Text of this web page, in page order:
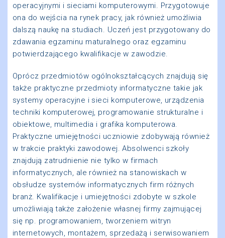
operacyjnymi i sieciami komputerowymi. Przygotowuje
ona do wejścia na rynek pracy, jak również umożliwia
dalszą naukę na studiach. Uczeń jest przygotowany do
zdawania egzaminu maturalnego oraz egzaminu
potwierdzającego kwalifikacje w zawodzie.
Oprócz przedmiotów ogólnokształcących znajdują się
także praktyczne przedmioty informatyczne takie jak
systemy operacyjne i sieci komputerowe, urządzenia
techniki komputerowej, programowanie strukturalne i
obiektowe, multimedia i grafika komputerowa.
Praktyczne umiejętności uczniowie zdobywają również
w trakcie praktyki zawodowej. Absolwenci szkoły
znajdują zatrudnienie nie tylko w firmach
informatycznych, ale również na stanowiskach w
obsłudze systemów informatycznych firm różnych
branż. Kwalifikacje i umiejętności zdobyte w szkole
umożliwiają także założenie własnej firmy zajmującej
się np. programowaniem, tworzeniem witryn
internetowych, montażem, sprzedażą i serwisowaniem